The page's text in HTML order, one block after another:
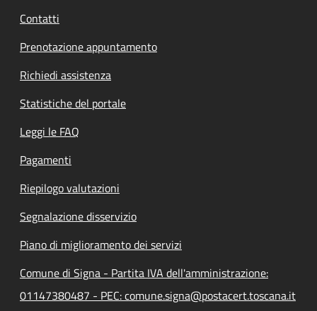
Contatti
Prenotazione appuntamento
Richiedi assistenza
Statistiche del portale
Leggi le FAQ
Pagamenti
Riepilogo valutazioni
Segnalazione disservizio
Piano di miglioramento dei servizi
Comune di Signa - Partita IVA dell'amministrazione:
01147380487 - PEC: comune.signa@postacert.toscana.it